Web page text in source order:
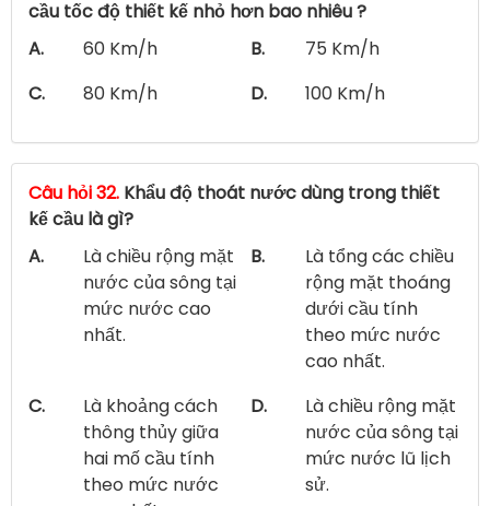
cầu tốc độ thiết kế nhỏ hơn bao nhiêu ?
A.
60 Km/h B.
75 Km/h
C.
80 Km/h D. 100 Km/h
Câu hỏi 32. Khẩu độ thoát nước dùng trong thiết
kế cầu là gì?
A.
Là chiều rộng mặt
nước của sông tại
mức nước cao
nhất.
B.
Là tổng các chiều
rộng mặt thoáng
dưới cầu tính
theo mức nước
cao nhất.
C.
Là khoảng cách
thông thủy giữa
hai mố cầu tính
theo mức nước
D.
Là chiều rộng mặt
nước của sông tại
mức nước lũ lịch
sử.